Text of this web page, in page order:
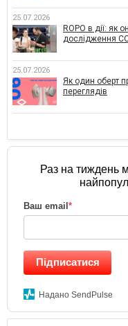
25.07.2026
ROPO в дії: як
дослідження
25.07.2026
Як один оберт
переглядів
Раз на тиждень
Ваш email*
Підписатися
Надано SendPulse